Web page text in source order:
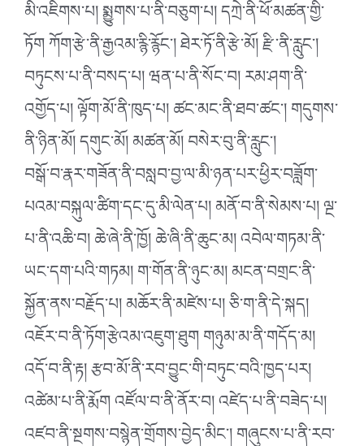
མི་འཇིགས་པ། སྨྱུགས་པ་ནི་བཅུག་པ། དཀྲེ་ནི་ཕོ་མཚན་གྱི་
ཏོག ཀོག་རྩེ་ནི་རྒྱའམ་རྙི་རྙོང༌། ཐེར་ཏོ་ནི་རྩེ་མོ། རྫི་ནི་རླུང༌།
བཏུངས་པ་ནི་བསད་པ། ཝན་པ་ནི་སོང་བ། རམ་ཤག་ནི་
འགྱོད་པ། ལྟོག་མོ་ནི་ཁུད་པ། ཚང་མང་ནི་ཐབ་ཚང༌། གདུགས་
ནི་ཉིན་མོ། དགུང་མོ། མཚན་མོ། བསེར་བུ་ནི་རླུང༌།
བསྒོ་བ་རྣར་གཟོན་ནི་བསླབ་བྱ་ལ་མི་ཉན་པར་ཕྱིར་བཟློག་
པའམ་བསྐུལ་ཚིག་དང་དུ་མི་ལེན་པ། མནོ་བ་ནི་སེམས་པ། ལྔ་
པ་ནི་འཆི་བ། ཆེ་ཞེ་ནི་ཁྱོ། ཆེ་ཞི་ནི་ཆུང་མ། འབེལ་གཏམ་ནི་
ཡང་དག་པའི་གཏམ། ག་གོན་ནི་ཉུང་མ། མངན་བགྲང་ནི་
སྐྱོན་ནས་བརྗོད་པ། མཆོར་ནི་མཛེས་པ། ཅི་ག་ནི་དེ་སྐད།
འཇོར་བ་ནི་ཏོག་རྩེའམ་འཇུག་ཐུག གཉུམ་མ་ནི་གདོད་མ།
འདོ་བ་ནི་རྟ། རྩབ་མོ་ནི་རབ་བྱུང་གི་བཏུང་བའི་ཁྱད་པར།
འཚེམ་པ་ནི་རྨོག འཛོལ་བ་ནི་ནོར་བ། འཛེད་པ་ནི་བཟེད་པ།